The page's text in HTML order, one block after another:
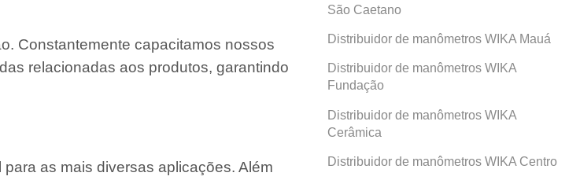
Constantemente capacitamos nossos
relacionadas aos produtos, garantindo
as mais diversas aplicações. Além
São Caetano
Distribuidor de manômetros WIKA Mauá
Distribuidor de manômetros WIKA
Fundação
Distribuidor de manômetros WIKA
Cerâmica
Distribuidor de manômetros WIKA Centro